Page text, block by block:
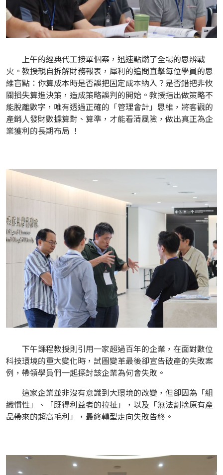
上午的經典代工接單個案，迅速點燃了全場的思辨戰
火。教授親自拆解財務報表，犀利的追問直擊每位學員的思
維盲點：你算成本時是否誤把固定成本納入？是否錯把非攸
關損失算進決策，造成策略誤判的開始。教授指出做策略不
能脫離數字，唯有透過正確的「管理會計」思維，將客觀的
產銷人發財數據算對、算準，才能看清風險，做出真正為企
業獲利的長期布局 ！
下午課程教授則引用一家超過百年的企業，在面對數位
科技環境的重大變化時，試圖變革最後卻宣告破產的失敗案
例，帶領學員們一起探討該企業為何會失敗。
這家企業並非沒有意識到大環境的改變，但卻因為「組
織慣性」、「既得利益者的拉扯」，以及「無法割捨原有產
品帶來的超高毛利」，最終轉型走向失敗告終。